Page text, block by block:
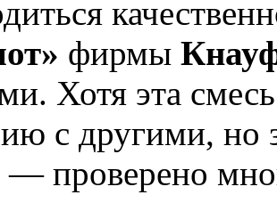
фирмы
Хотя эта
с другими, но
— проверено